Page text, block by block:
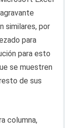
similares, por
para
para esto
se muestren
de sus
columna,